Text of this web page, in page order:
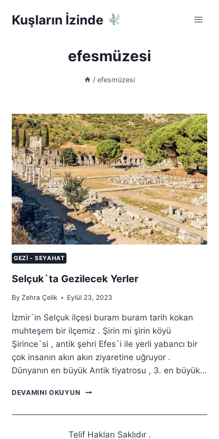
Kuşların İzinde
efesmüzesi
/ efesmüzesi
GEZI - SEYAHAT
Selçuk`ta Gezilecek Yerler
By Zehra Çelik Eylül 23, 2023
İzmir`in Selçuk ilçesi buram buram tarih kokan
muhteşem bir ilçemiz . Şirin mi şirin köyü
Şirince`si , antik şehri Efes`i ile yerli yabancı bir
çok insanın akın akın ziyaretine uğruyor .
Dünyanın en büyük Antik tiyatrosu , 3. en büyük…
DEVAMINI OKUYUN
SELÇUK`TA
Telif Hakları Saklıdır .